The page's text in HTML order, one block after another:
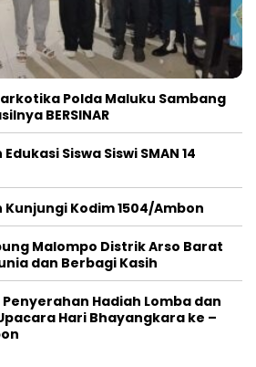
Polda Maluku Sambang
BERSINAR
Siswa Siswi SMAN 14
Kodim 1504/Ambon
Malompo Distrik Arso Barat
dan Berbagi Kasih
Hadiah Lomba dan
Hari Bhayangkara ke –